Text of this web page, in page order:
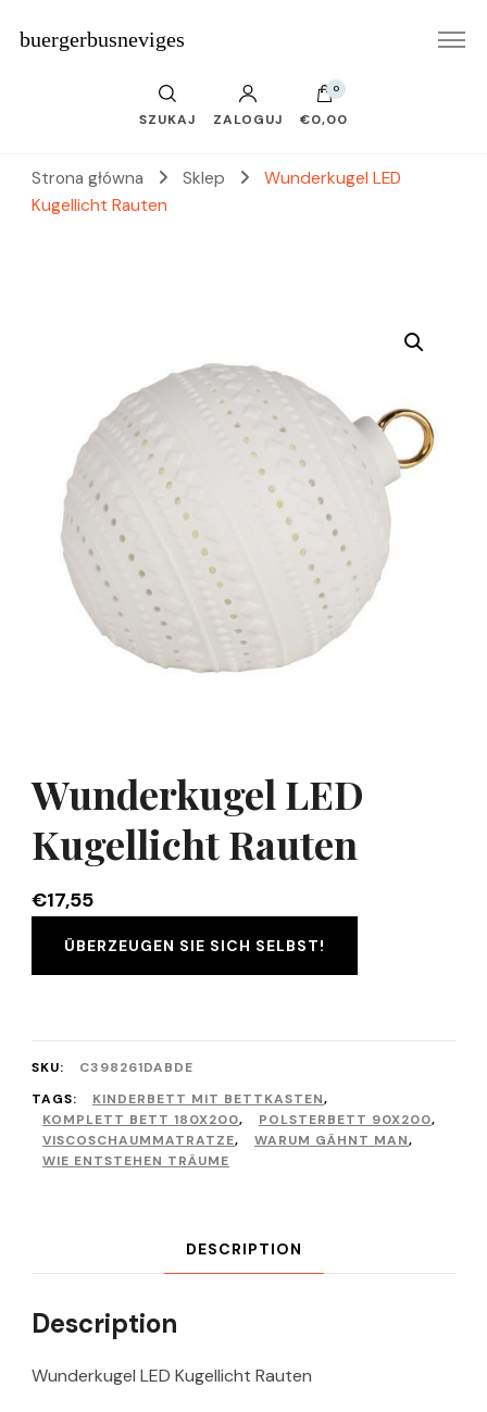
buergerbusneviges
SZUKAJ ZALOGUJ
0
€0,00
Strona główna Sklep
Wunderkugel LED
Kugellicht Rauten
Wunderkugel LED
Kugellicht Rauten
€17,55
ÜBERZEUGEN SIE SICH SELBST!
SKU:
C398261DABDE
TAGS:
KINDERBETT MIT BETTKASTEN,
KOMPLETT BETT 180X200, POLSTERBETT 90X200,
VISCOSCHAUMMATRATZE, WARUM GÄHNT MAN,
WIE ENTSTEHEN TRÄUME
DESCRIPTION
Description
Wunderkugel LED Kugellicht Rauten